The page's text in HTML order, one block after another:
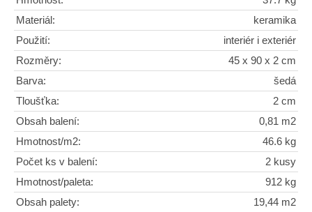
Materiál:
keramika
Použití:
interiér i exteriér
Rozměry:
45 x 90 x 2 cm
Barva:
šedá
Tloušťka:
2 cm
Obsah balení:
0,81 m2
Hmotnost/m2:
46.6 kg
Počet ks v balení:
2 kusy
Hmotnost/paleta:
912 kg
Obsah palety:
19,44 m2